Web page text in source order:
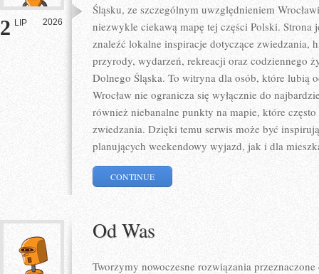
2 LIP 2026
Śląsku, ze szczególnym uwzględnieniem
niezwykle ciekawą mapę tej części Polski. Strona
znaleźć lokalne inspiracje dotyczące zwiedzania,
przyrody, wydarzeń, rekreacji oraz codziennego
Dolnego Śląska. To witryna dla osób, które lubią
Wrocław nie ogranicza się wyłącznie do
również niebanalne punkty na mapie, które
zwiedzania. Dzięki temu serwis może być
planujących weekendowy wyjazd, jak i dla
CONTINUE
Od Was
Tworzymy nowoczesne rozwiązania